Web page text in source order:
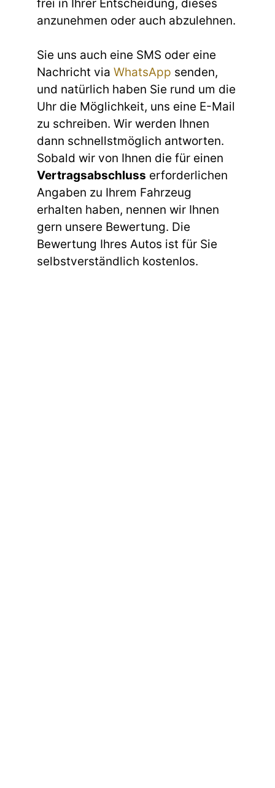
frei in Ihrer Entscheidung, dieses
anzunehmen oder auch abzulehnen.
Sie uns auch eine SMS oder eine
Nachricht via WhatsApp senden,
und natürlich haben Sie rund um die
Uhr die Möglichkeit, uns eine E-Mail
zu schreiben. Wir werden Ihnen
dann schnellstmöglich antworten.
Sobald wir von Ihnen die für einen
Vertragsabschluss erforderlichen
Angaben zu Ihrem Fahrzeug
erhalten haben, nennen wir Ihnen
gern unsere Bewertung. Die
Bewertung Ihres Autos ist für Sie
selbstverständlich kostenlos.